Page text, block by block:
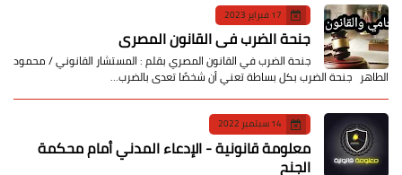
17 فبراير 2023
جنحة الضرب في القانون المصري
جنحة الضرب في القانون المصري بقلم : المستشار القانوني / محمود
الطاهر جنحة الضرب بكل بساطة تعني أن شخصًا تعدى بالضرب…
14 سبتمبر 2022
معلومة قانونية - الإدعاء المدني أمام محكمة
الجنح